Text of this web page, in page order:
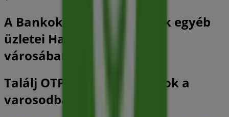
A Bankok és szolgáltatások egyéb
üzletei Hajdúböszörmény
városában
Találj OTP Bank katalogusok a
varosodban